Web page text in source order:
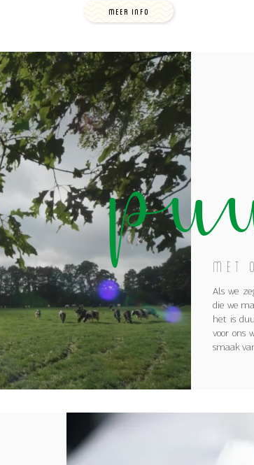
MEER INFO
Met
Als we
die we
het is
voor ons
smaak